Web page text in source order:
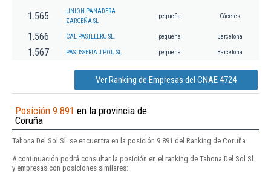
1.565
UNION PANADERA
ZARCEÑA SL
pequeña Cáceres
1.566 CAL PASTELERU SL. pequeña Barcelona
1.567 PASTISSERIA J POU SL pequeña Barcelona
Ver Ranking de Empresas del CNAE 4724
Posición 9.891 en la provincia de
Coruña
Tahona Del Sol Sl. se encuentra en la posición 9.891 del Ranking de Coruña.
A continuación podrá consultar la posición en el ranking de Tahona Del Sol Sl.
y empresas con posiciones similares: